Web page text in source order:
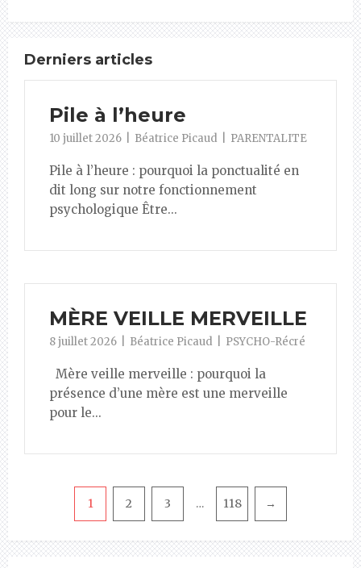
Derniers articles
Pile à l’heure
10 juillet 2026 Béatrice Picaud PARENTALITE
Pile à l’heure : pourquoi la ponctualité en
dit long sur notre fonctionnement
psychologique Être...
MÈRE VEILLE MERVEILLE
8 juillet 2026 Béatrice Picaud PSYCHO-Récré
Mère veille merveille : pourquoi la
présence d’une mère est une merveille
pour le...
Pagination
1 2 3 … 118 →